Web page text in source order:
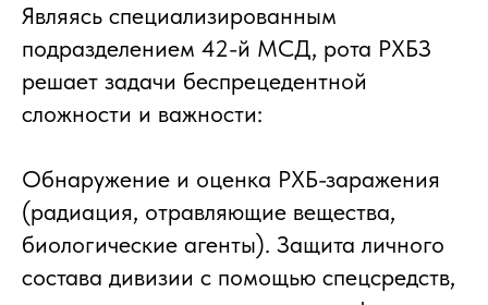
Являясь специализированным
подразделением 42-й МСД, рота РХБЗ
решает задачи беспрецедентной
сложности и важности:
Обнаружение и оценка РХБ-заражения
(радиация, отравляющие вещества,
биологические агенты). Защита личного
состава дивизии с помощью спецсредств,